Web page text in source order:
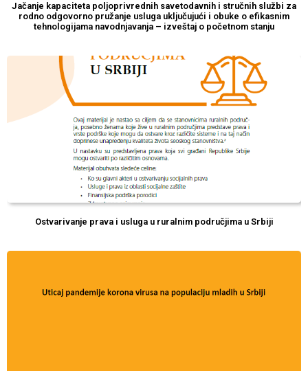
Jačanje kapaciteta poljoprivrednih savetodavnih i stručnih službi za
rodno odgovorno pružanje usluga uključujući i obuke o efikasnim
tehnologijama navodnjavanja – izveštaj o početnom stanju
Ostvarivanje prava i usluga u ruralnim područjima u Srbiji